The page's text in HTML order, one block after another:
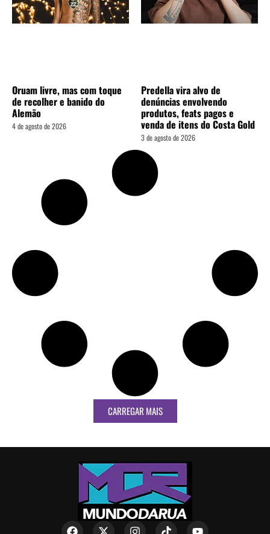
Oruam livre, mas com toque
de recolher e banido do
Alemão
4 de agosto de 2026
Predella vira alvo de
denúncias envolvendo
produtos, feats pagos e
venda de itens do Costa Gold
3 de agosto de 2026
CARREGAR MAIS